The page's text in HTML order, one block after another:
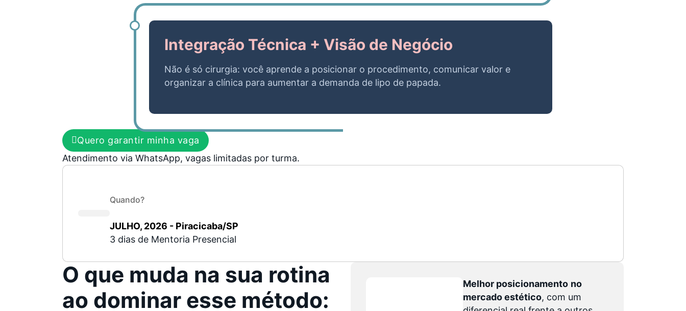
Integração Técnica + Visão de Negócio
Não é só cirurgia: você aprende a posicionar o procedimento, comunicar valor e
organizar a clínica para aumentar a demanda de lipo de papada.
Quero garantir minha vaga
Atendimento via WhatsApp, vagas limitadas por turma.
Quando?
JULHO, 2026 - Piracicaba/SP
3 dias de Mentoria Presencial
O que muda na sua rotina
ao dominar esse método:
Melhor posicionamento no
mercado estético, com um